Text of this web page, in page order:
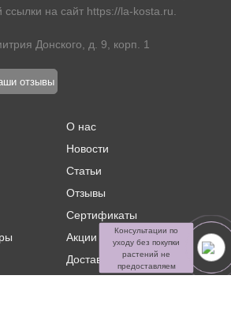
ссылки на сайт https://la-kosta.ru
Донского, д. 9, корп. 1
отзывы
О нас
Новости
Статьи
Отзывы
Сертификаты
Акции и скидки
Доставка и оплата
Консультации по
уходу без покупки
растений не
предоставляем